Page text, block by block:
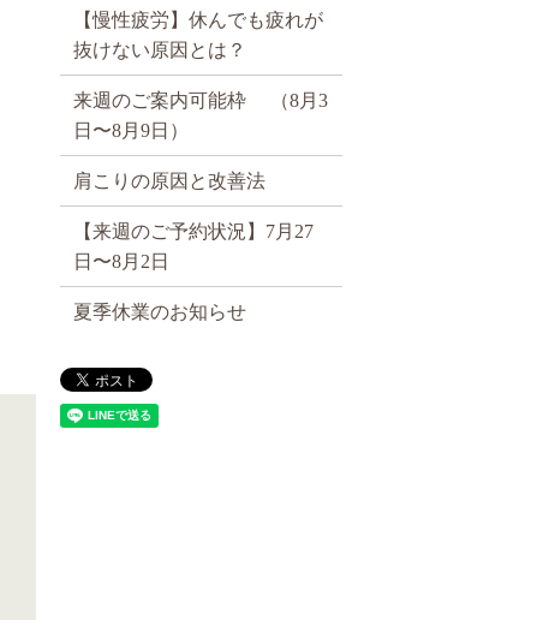
【慢性疲労】休んでも疲れが
抜けない原因とは？
来週のご案内可能枠 （8月3
日〜8月9日）
肩こりの原因と改善法
【来週のご予約状況】7月27
日〜8月2日
夏季休業のお知らせ